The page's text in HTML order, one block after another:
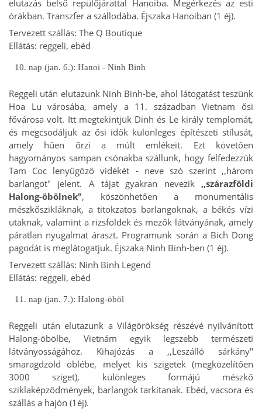
elutazás belső repülőjárattal Hanoiba. Megérkezés az esti
órákban. Transzfer a szállodába. Éjszaka Hanoiban (1 éj).
Tervezett szállás: The Q Boutique
Ellátás: reggeli, ebéd
10. nap (jan. 6.): Hanoi - Ninh Binh
Reggeli után elutazunk Ninh Binh-be, ahol látogatást teszünk
Hoa Lu városába, amely a 11. században Vietnam ősi
fővárosa volt. Itt megtekintjük Dinh és Le király templomát,
és megcsodáljuk az ősi idők különleges építészeti stílusát,
amely hűen őrzi a múlt emlékeit. Ezt követően
hagyományos sampan csónakba szállunk, hogy felfedezzük
Tam Coc lenyűgöző vidékét - neve szó szerint ,,három
barlangot" jelent. A tájat gyakran nevezik ,,szárazföldi
Halong-öbölnek", köszönhetően a monumentális
mészkőszikláknak, a titokzatos barlangoknak, a békés vízi
utaknak, valamint a rizsföldek és mezők látványának, amely
páratlan nyugalmat áraszt. Programunk során a Bich Dong
pagodát is meglátogatjuk. Éjszaka Ninh Binh-ben (1 éj).
Tervezett szállás: Ninh Binh Legend
Ellátás: reggeli, ebéd
11. nap (jan. 7.): Halong-öböl
Reggeli után elutazunk a Világörökség részévé nyilvánított
Halong-öbölbe, Vietnám egyik legszebb természeti
látványosságához. Kihajózás a ,,Leszálló sárkány"
smaragdzöld öblébe, melyet kis szigetek (megközelítően
3000 sziget), különleges formájú mészkő
sziklaképződmények, barlangok tarkítanak. Ebéd, vacsora és
szállás a hajón (1éj).